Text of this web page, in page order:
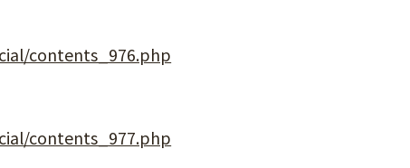
contents_976.php
contents_977.php